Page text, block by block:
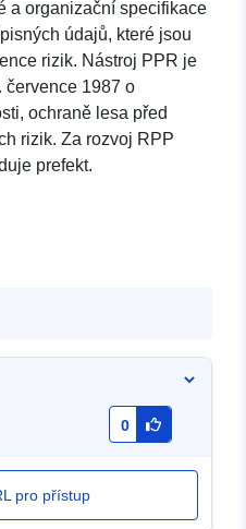
a organizační specifikace
údajů, které jsou
rizik. Nástroj PPR je
července 1987 o
ochraně lesa před
rizik. Za rozvoj RPP
prefekt.
0
pro přístup